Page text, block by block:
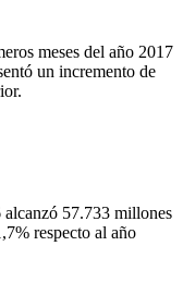
meses del año 2017
un incremento de
alcanzó 57.733 millones
respecto al año